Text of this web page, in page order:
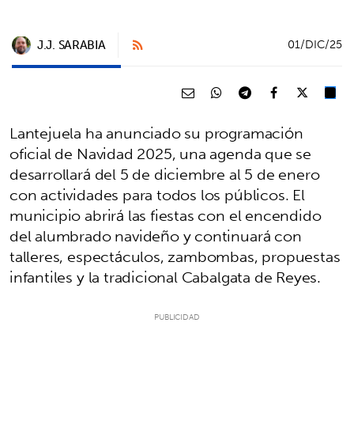
J.J. SARABIA 01/DIC/25
Lantejuela ha anunciado su programación
oficial de Navidad 2025, una agenda que se
desarrollará del 5 de diciembre al 5 de enero
con actividades para todos los públicos. El
municipio abrirá las fiestas con el encendido
del alumbrado navideño y continuará con
talleres, espectáculos, zambombas, propuestas
infantiles y la tradicional Cabalgata de Reyes.